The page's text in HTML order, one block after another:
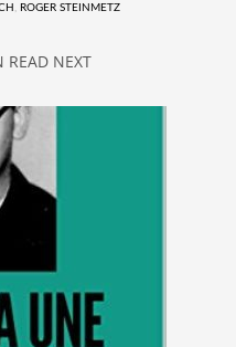
ROGER STEINMETZ
READ NEXT